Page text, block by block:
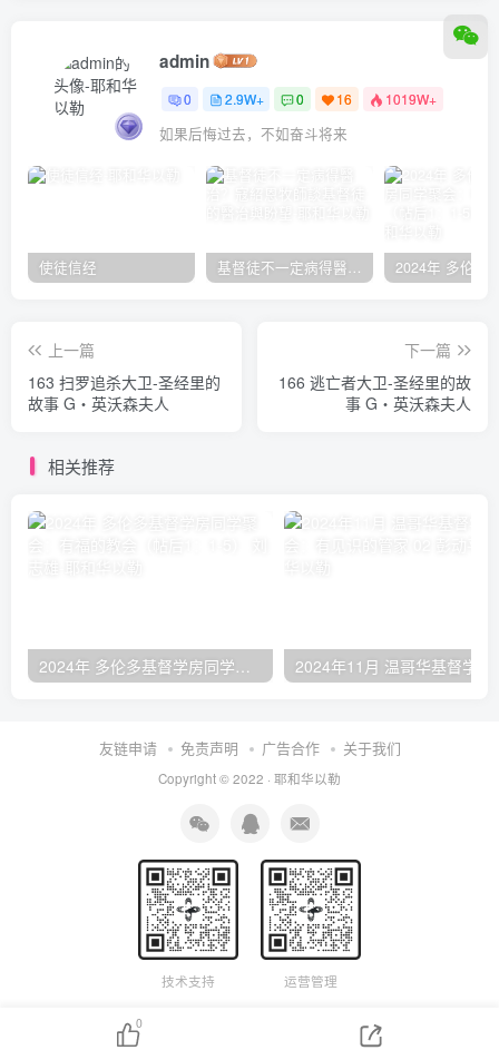
admin
0 2.9W+ 0 16 1019W+
如果后悔过去，不如奋斗将来
使徒信经 基督徒不一定病得醫治？寇紹恩牧師談基督徒的醫治與盼望
上一篇
163 扫罗追杀大卫-圣经里的
故事 G‧英沃森夫人
下一篇
166 逃亡者大卫-圣经里的故
事 G‧英沃森夫人
相关推荐
2024年 多伦多基督学房同学聚会：有福的教会（帖后1：1-5） 刘志雄
友链申请 免责声明 广告合作 关于我们
Copyright © 2022 · 耶和华以勒
技术支持 运营管理
0